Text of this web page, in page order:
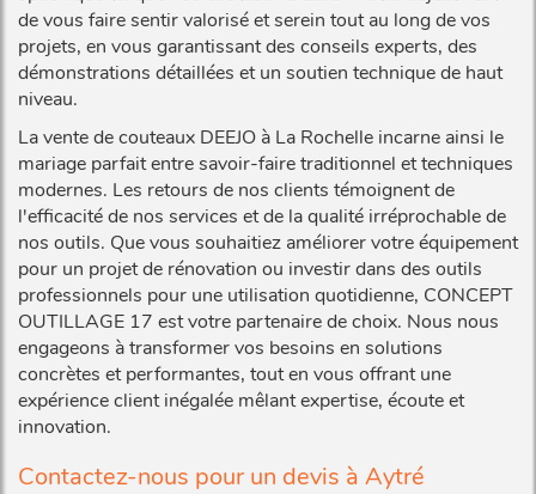
de vous faire sentir valorisé et serein tout au long de vos
projets, en vous garantissant des conseils experts, des
démonstrations détaillées et un soutien technique de haut
niveau.
La vente de couteaux DEEJO à La Rochelle incarne ainsi le
mariage parfait entre savoir-faire traditionnel et techniques
modernes. Les retours de nos clients témoignent de
l'efficacité de nos services et de la qualité irréprochable de
nos outils. Que vous souhaitiez améliorer votre équipement
pour un projet de rénovation ou investir dans des outils
professionnels pour une utilisation quotidienne, CONCEPT
OUTILLAGE 17 est votre partenaire de choix. Nous nous
engageons à transformer vos besoins en solutions
concrètes et performantes, tout en vous offrant une
expérience client inégalée mêlant expertise, écoute et
innovation.
Contactez-nous pour un devis à Aytré